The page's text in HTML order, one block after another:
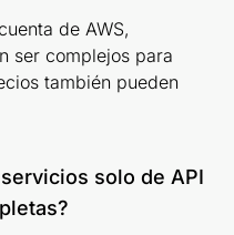
de AWS,
ser complejos para
también pueden
solo de API